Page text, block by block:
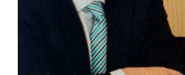
De Kriibsgang bei der
weider
Guy Kaiser 4 months ago